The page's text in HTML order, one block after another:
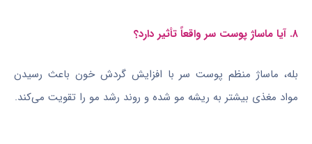
۸. آیا ماساژ پوست سر واقعاً تأثیر دارد؟
بله، ماساژ منظم پوست سر با افزایش گردش خون باعث رسیدن
مواد مغذی بیشتر به ریشه مو شده و روند رشد مو را تقویت می‌کند.